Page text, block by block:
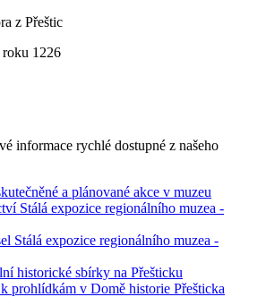
z Přeštic
1226
informace rychlé dostupné z našeho
a plánované akce v muzeu
Stálá expozice regionálního muzea -
Stálá expozice regionálního muzea -
historické sbírky na Přešticku
prohlídkám v Domě historie Přešticka